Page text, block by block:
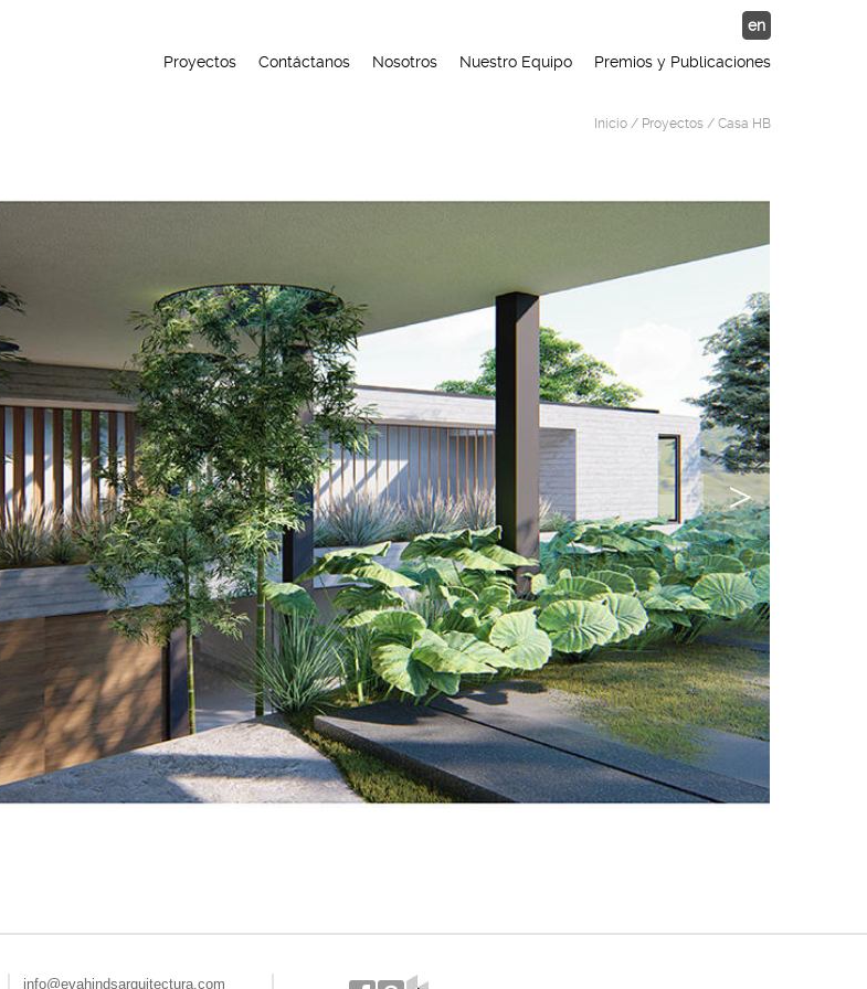
en
Proyectos Contáctanos Nosotros Nuestro Equipo Premios y Publicaciones
Inicio / Proyectos / Casa HB
info@evahindsarquitectura.com